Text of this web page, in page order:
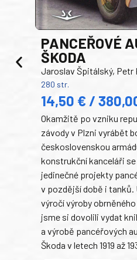
PANCEŘOVÉ
ŠKODA
Jaroslav Špitálský, Petr
280 str.
14,50 € /
Okamžitě po vzniku
závody v Plzni vyrábět
československou
konstrukční kanceláři
jedinečné projekty
v pozdější době i
výročí výroby
jsme si dovolili vydat
a výrobě pancéřových
Škoda v letech 1919 až